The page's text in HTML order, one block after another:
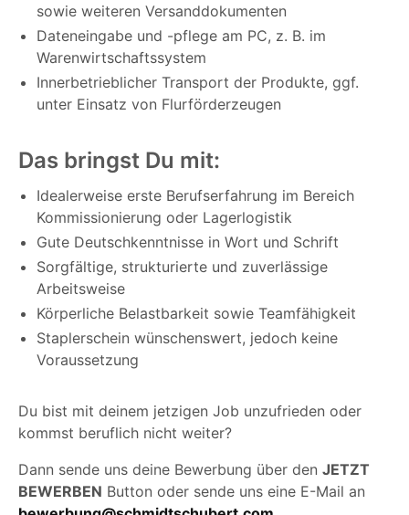
sowie weiteren Versanddokumenten
Dateneingabe und -pflege am PC, z. B. im
Warenwirtschaftssystem
Innerbetrieblicher Transport der Produkte, ggf.
unter Einsatz von Flurförderzeugen
Das bringst Du mit:
Idealerweise erste Berufserfahrung im Bereich
Kommissionierung oder Lagerlogistik
Gute Deutschkenntnisse in Wort und Schrift
Sorgfältige, strukturierte und zuverlässige
Arbeitsweise
Körperliche Belastbarkeit sowie Teamfähigkeit
Staplerschein wünschenswert, jedoch keine
Voraussetzung
Du bist mit deinem jetzigen Job unzufrieden oder
kommst beruflich nicht weiter?
Dann sende uns deine Bewerbung über den JETZT
BEWERBEN Button oder sende uns eine E-Mail an